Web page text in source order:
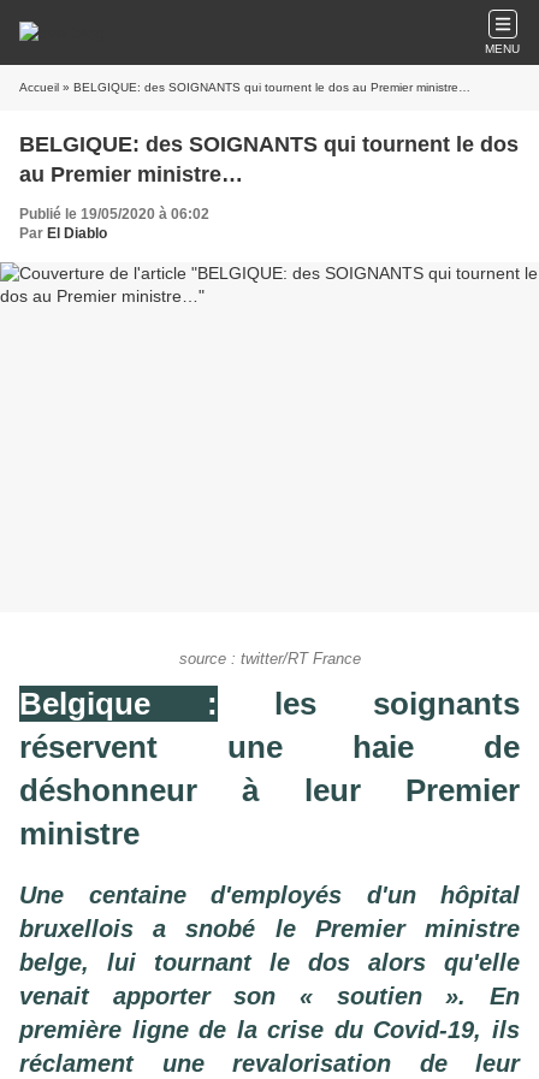
MENU
Accueil » BELGIQUE: des SOIGNANTS qui tournent le dos au Premier ministre…
BELGIQUE: des SOIGNANTS qui tournent le dos
au Premier ministre…
Publié le 19/05/2020 à 06:02
Par El Diablo
source : twitter/RT France
Belgique : les soignants
réservent une haie de
déshonneur à leur Premier
ministre
Une centaine d'employés d'un hôpital
bruxellois a snobé le Premier ministre
belge, lui tournant le dos alors qu'elle
venait apporter son « soutien ». En
première ligne de la crise du Covid-19, ils
réclament une revalorisation de leur